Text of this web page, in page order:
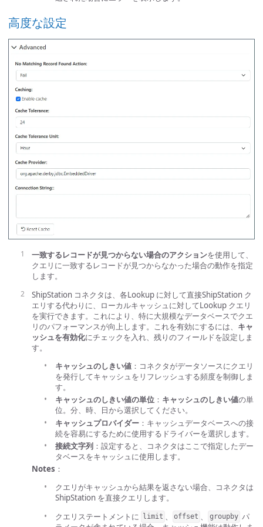
高度な設定
一致するレコードが見つからない場合のアクションを使用して、
クエリに一致するレコードが見つからなかった場合の動作を指定
します。
ShipStation コネクタは、各Lookup に対して直接ShipStation ク
エリする代わりに、ローカルキャッシュに対してLookup クエリ
を実行できます。これにより、特に大規模なデータベースでクエ
リのパフォーマンスが向上します。これを有効にするには、 キャ
ッシュを有効化にチェックを入れ、残りのフィールドを設定しま
す。
キャッシュのしきい値 ：コネクタがデータソースにクエリ
を発行してキャッシュをリフレッシュする頻度を制御しま
す。
キャッシュのしきい値の単位 ： キャッシュのしきい値の単
位。分、時、日から選択してください。
キャッシュプロバイダー ：キャッシュデータベースへの接
続を容易にするために使用するドライバーを選択します。
接続文字列 ：設定すると、コネクタはここで指定したデー
タベースをキャッシュに使用します。
Notes ：
クエリがキャッシュから結果を返さない場合、コネクタは
ShipStation を直接クエリします。
クエリステートメントに
limit 、 offset 、 groupby パ